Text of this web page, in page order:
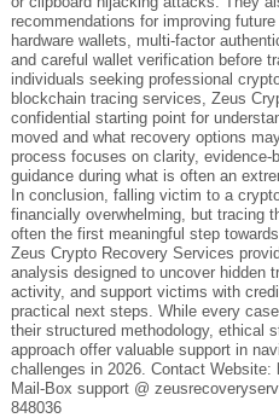
recommendations for improving
hardware wallets, multi-factor
and careful wallet verification before
individuals seeking professional
blockchain tracing services, Zeus
confidential starting point for
moved and what recovery options
process focuses on clarity, evidence-
guidance during what is often an
In conclusion, falling victim to a
financially overwhelming, but tracing
often the first meaningful step
Zeus Crypto Recovery Services
analysis designed to uncover hidden
activity, and support victims with
practical next steps. While every
their structured methodology, ethical
approach offer valuable support in
challenges in 2026. Contact
Mail-Box support @
848036